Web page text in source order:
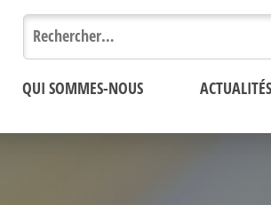
Rechercher :
QUI SOMMES-NOUS ACTUALITÉS